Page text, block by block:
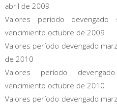
abril de 2009
Valores período
vencimiento octubre de 2009
Valores período devengado
de 2010
Valores período
vencimiento octubre de 2010
Valores período devengado